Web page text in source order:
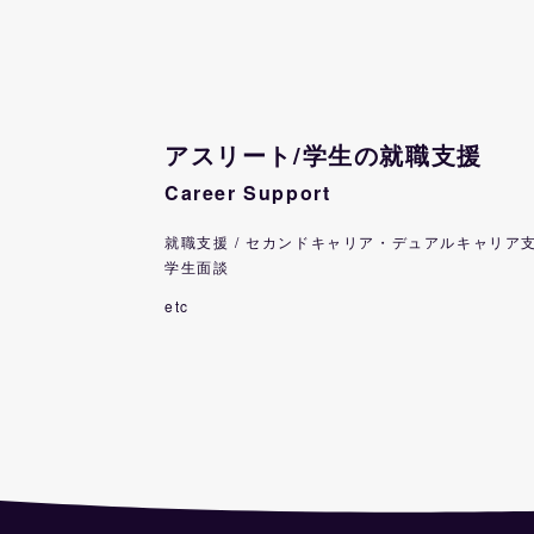
アスリート/学生の就職支援
Career Support
就職支援 / セカンドキャリア・デュアルキャリア
学生面談
etc